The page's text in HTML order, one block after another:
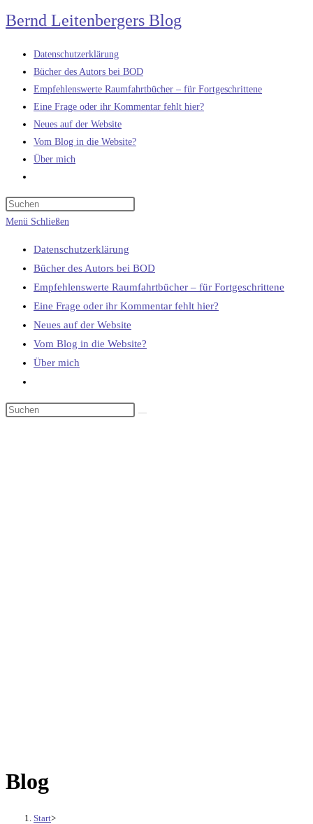
Zum
Inhalt
springen
Bernd Leitenbergers Blog
Datenschutzerklärung
Bücher des Autors bei BOD
Empfehlenswerte Raumfahrtbücher – für Fortgeschrittene
Eine Frage oder ihr Kommentar fehlt hier?
Neues auf der Website
Vom Blog in die Website?
Über mich
umschalten
Menü Schließen
Datenschutzerklärung
Bücher des Autors bei BOD
Empfehlenswerte Raumfahrtbücher – für Fortgeschrittene
Eine Frage oder ihr Kommentar fehlt hier?
Neues auf der Website
Vom Blog in die Website?
Über mich
umschalten
Blog
Start>